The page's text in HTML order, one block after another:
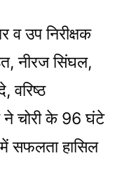
उप निरीक्षक
नीरज सिंघल,
वरिष्ठ
ने चोरी के 96 घंटे
सफलता हासिल